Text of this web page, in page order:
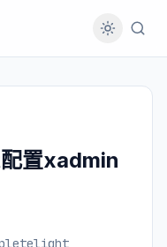
置xadmin